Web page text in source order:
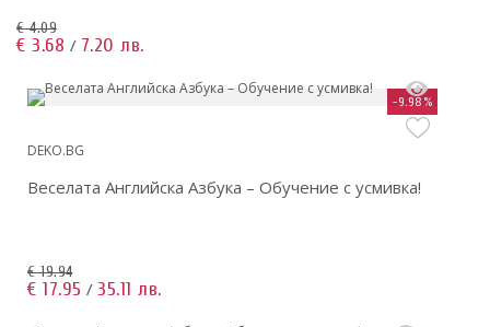
€ 4.09
€ 3.68 / 7.20 лв.
-9.98%
DEKO.BG
Веселата Английска Азбука – Обучение с усмивка!
€ 19.94
€ 17.95 / 35.11 лв.